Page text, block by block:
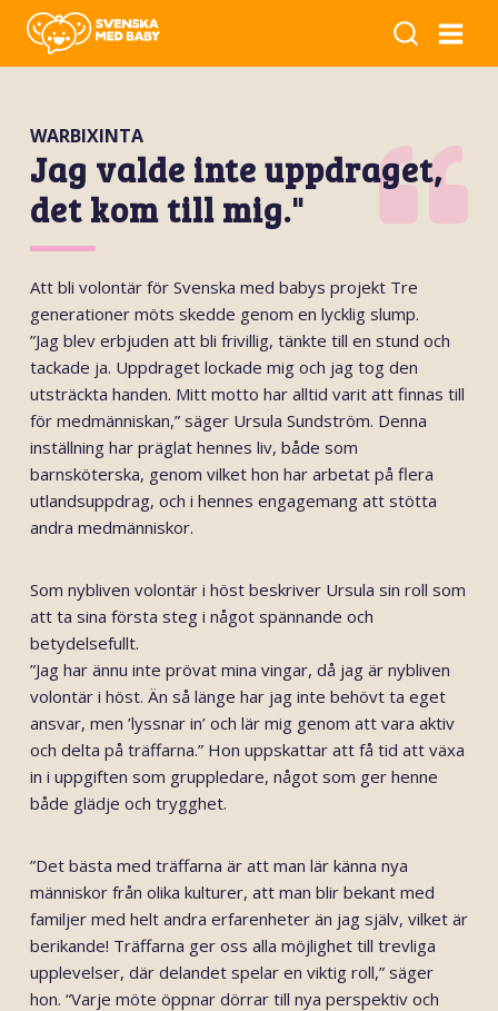
WARBIXINTA
Jag valde inte uppdraget,
det kom till mig."
Att bli volontär för Svenska med babys projekt Tre
generationer möts skedde genom en lycklig slump.
”Jag blev erbjuden att bli frivillig, tänkte till en stund och
tackade ja. Uppdraget lockade mig och jag tog den
utsträckta handen. Mitt motto har alltid varit att finnas till
för medmänniskan,” säger Ursula Sundström. Denna
inställning har präglat hennes liv, både som
barnsköterska, genom vilket hon har arbetat på flera
utlandsuppdrag, och i hennes engagemang att stötta
andra medmänniskor.
Som nybliven volontär i höst beskriver Ursula sin roll som
att ta sina första steg i något spännande och
betydelsefullt.
”Jag har ännu inte prövat mina vingar, då jag är nybliven
volontär i höst. Än så länge har jag inte behövt ta eget
ansvar, men ’lyssnar in’ och lär mig genom att vara aktiv
och delta på träffarna.” Hon uppskattar att få tid att växa
in i uppgiften som gruppledare, något som ger henne
både glädje och trygghet.
”Det bästa med träffarna är att man lär känna nya
människor från olika kulturer, att man blir bekant med
familjer med helt andra erfarenheter än jag själv, vilket är
berikande! Träffarna ger oss alla möjlighet till trevliga
upplevelser, där delandet spelar en viktig roll,” säger
hon. “Varje möte öppnar dörrar till nya perspektiv och